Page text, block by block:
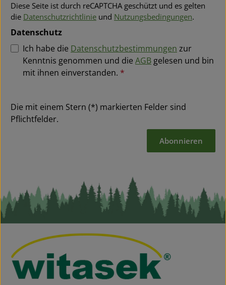
Diese Seite ist durch reCAPTCHA geschützt und es gelten
die Datenschutzrichtlinie und Nutzungsbedingungen.
Datenschutz
Ich habe die Datenschutzbestimmungen zur
Kenntnis genommen und die AGB gelesen und bin
mit ihnen einverstanden. *
Die mit einem Stern (*) markierten Felder sind
Pflichtfelder.
Abonnieren